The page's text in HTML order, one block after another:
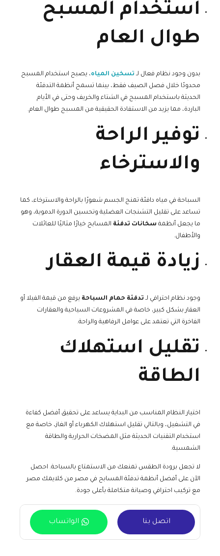
استخدام المسبح
طوال العام
بدون وجود نظام فعال لـ تسخين المياه، يصبح استخدام المسبح
محدودًا خلال فصل الصيف فقط، بينما تسمح أنظمة التدفئة
الحديثة باستخدام المسبح في الشتاء والخريف وحتى في الأيام
الباردة، مما يزيد من الاستفادة الحقيقية من المسبح طوال العام.
توفير الراحة
والاسترخاء
السباحة في مياه دافئة تمنح الجسم شعورًا بالراحة والاسترخاء، كما
تساعد على تقليل التشنجات العضلية وتحسين الدورة الدموية، وهو
ما يجعل أنظمة سخانات تدفئة المسابح خيارًا مثاليًا للعائلات
والأطفال.
زيادة قيمة العقار
وجود نظام احترافي لـ تدفئة حمام السباحة يرفع من قيمة الفيلا أو
العقار بشكل كبير، خاصة في المشروعات السياحية والعقارات
الفاخرة التي تعتمد على عوامل الرفاهية والراحة.
تقليل استهلاك
الطاقة
اختيار النظام المناسب من البداية يساعد على تحقيق أفضل كفاءة
في التشغيل، وبالتالي تقليل استهلاك الكهرباء أو الغاز، خاصة مع
استخدام التقنيات الحديثة مثل المضخات الحرارية والطاقة
الشمسية.
لا تجعل برودة الطقس تمنعك من الاستمتاع بالسباحة. احصل
الآن على أفضل أنظمة تدفئة المسابح في مصر من كلايمك مصر
مع تركيب احترافي وصيانة متكاملة بأعلى جودة.
اتصل بنا الواتساب